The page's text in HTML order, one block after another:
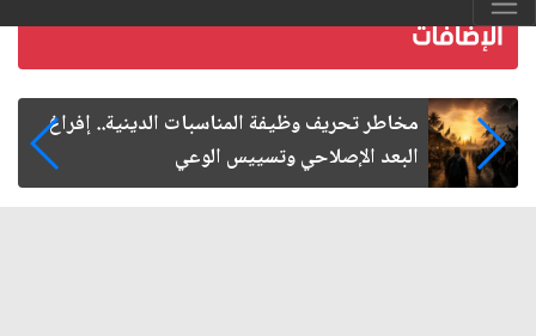
زيارة الأربعين.. من الفاعلية المجتمعية إلى المواطنة
الفاعلة